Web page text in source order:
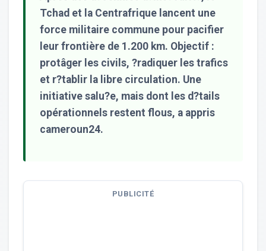
Tchad et la Centrafrique lancent une
force militaire commune pour pacifier
leur frontière de 1.200 km. Objectif :
protâger les civils, ?radiquer les trafics
et r?tablir la libre circulation. Une
initiative salu?e, mais dont les d?tails
opérationnels restent flous, a appris
cameroun24.
PUBLICITÉ